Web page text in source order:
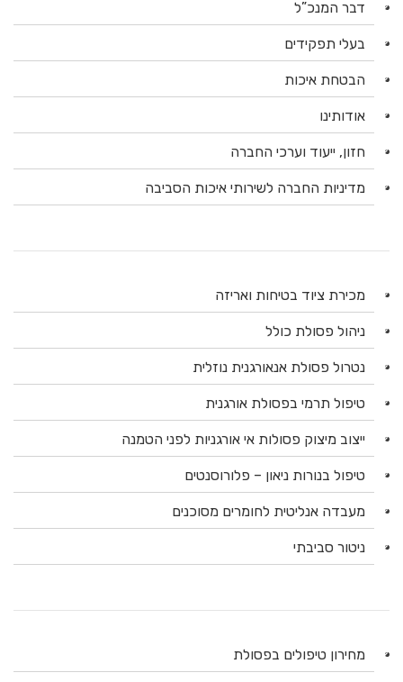
דבר המנכ”ל
בעלי תפקידים
הבטחת איכות
אודותינו
חזון, ייעוד וערכי החברה
מדיניות החברה לשירותי איכות הסביבה
מכירת ציוד בטיחות ואריזה
ניהול פסולת כולל
נטרול פסולת אנאורגנית נוזלית
טיפול תרמי בפסולת אורגנית
ייצוב מיצוק פסולות אי אורגניות לפני הטמנה
טיפול בנורות ניאון – פלורוסנטים
מעבדה אנליטית לחומרים מסוכנים
ניטור סביבתי
מחירון טיפולים בפסולת